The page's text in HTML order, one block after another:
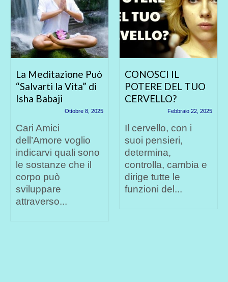
Meditazione Può
la Vita” di
Babaji
Ottobre 8, 2025
Amici
voglio
quali sono
sostanze che il
può
CONOSCI IL
POTERE DEL TUO
CERVELLO?
Febbraio 22, 2025
Il cervello, con i
suoi pensieri,
determina,
controlla, cambia e
dirige tutte le
funzioni del...